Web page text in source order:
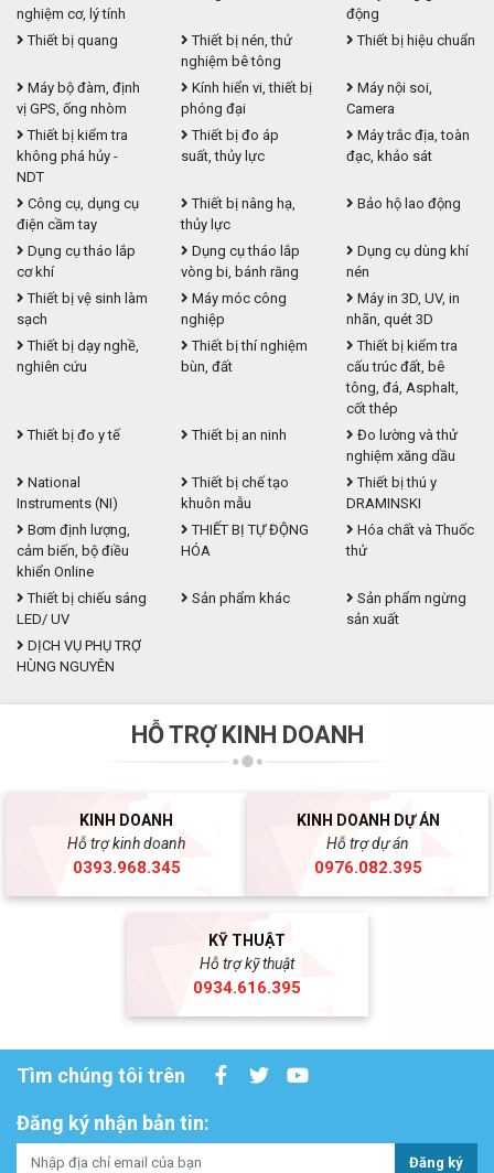
nghiệm cơ, lý tính
động
Thiết bị quang
Thiết bị nén, thử
nghiệm bê tông
Thiết bị hiệu chuẩn
Máy bộ đàm, định
vị GPS, ống nhòm
Kính hiển vi, thiết bị
phóng đại
Máy nội soi,
Camera
Thiết bị kiểm tra
không phá hủy -
NDT
Thiết bị đo áp
suất, thủy lực
Máy trắc địa, toàn
đạc, khảo sát
Công cụ, dụng cụ
điện cầm tay
Thiết bị nâng hạ,
thủy lực
Bảo hộ lao động
Dụng cụ tháo lắp
cơ khí
Dụng cụ tháo lắp
vòng bi, bánh răng
Dụng cụ dùng khí
nén
Thiết bị vệ sinh làm
sạch
Máy móc công
nghiệp
Máy in 3D, UV, in
nhãn, quét 3D
Thiết bị dạy nghề,
nghiên cứu
Thiết bị thí nghiệm
bùn, đất
Thiết bị kiểm tra
cấu trúc đất, bê
tông, đá, Asphalt,
cốt thép
Thiết bị đo y tế
Thiết bị an ninh
Đo lường và thử
nghiệm xăng dầu
National
Instruments (NI)
Thiết bị chế tạo
khuôn mẫu
Thiết bị thú y
DRAMINSKI
Bơm định lượng,
cảm biến, bộ điều
khiển Online
THIẾT BỊ TỰ ĐỘNG
HÓA
Hóa chất và Thuốc
thử
Thiết bị chiếu sáng
LED/ UV
Sản phẩm khác
Sản phẩm ngừng
sản xuất
DỊCH VỤ PHỤ TRỢ
HÙNG NGUYÊN
HỖ TRỢ KINH DOANH
KINH DOANH
Hỗ trợ kinh doanh
0393.968.345
KINH DOANH DỰ ÁN
Hỗ trợ dự án
0976.082.395
KỸ THUẬT
Hỗ trợ kỹ thuật
0934.616.395
Tìm chúng tôi trên
Đăng ký nhận bản tin:
Đăng ký